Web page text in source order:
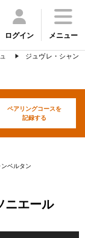
ログイン メニュー
ジュヴレ・シャン
ペアリングコースを
記録する
ベルタン
ニエール